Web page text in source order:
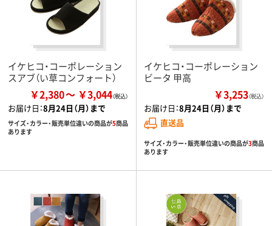
イケヒコ・コーポレーション
スアブ（い草コンフォート）
￥2,380 ￥3,044
お届け日：8月24日（月）まで
サイズ・カラー・販売単位違いの商品が5商品
あります
イケヒコ・コーポレーション
ビータ 甲高
￥3,253（税込）
お届け日：8月24日（月）まで
直送品
サイズ・カラー・販売単位違いの商品が3商品
あります